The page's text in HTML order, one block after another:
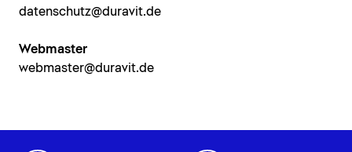
datenschutz@duravit.de
Webmaster
webmaster@duravit.de